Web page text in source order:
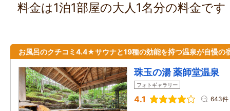
料金は1泊1部屋の大人1名分の料金で
お風呂のクチコミ4.4★サウナと19種の効能を持つ温泉が自慢
珠玉の湯 薬師堂温泉
フォトギャラリー
4.1 643件